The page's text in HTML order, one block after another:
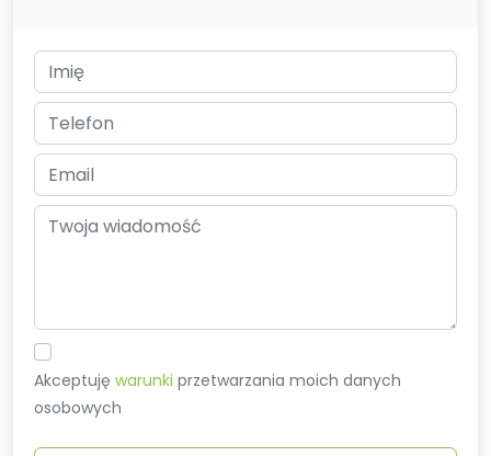
Akceptujęwarunki przetwarzania moich danych
osobowych